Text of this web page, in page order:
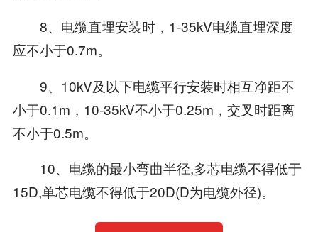
8、电缆直埋安装时，1-35kV电缆直埋深度
应不小于0.7m。
9、10kV及以下电缆平行安装时相互净距不
小于0.1m，10-35kV不小于0.25m，交叉时距离
不小于0.5m。
10、电缆的最小弯曲半径,多芯电缆不得低于
15D,单芯电缆不得低于20D(D为电缆外径)。